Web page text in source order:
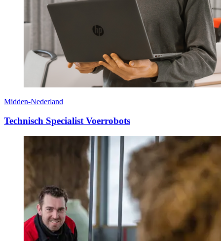
Midden-Nederland
Technisch Specialist Voerrobots